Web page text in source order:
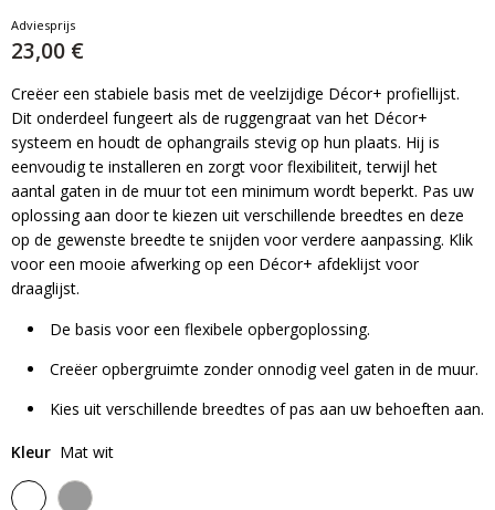
Adviesprijs
23,00 €
Creëer een stabiele basis met de veelzijdige Décor+ profiellijst.
Dit onderdeel fungeert als de ruggengraat van het Décor+
systeem en houdt de ophangrails stevig op hun plaats. Hij is
eenvoudig te installeren en zorgt voor flexibiliteit, terwijl het
aantal gaten in de muur tot een minimum wordt beperkt. Pas uw
oplossing aan door te kiezen uit verschillende breedtes en deze
op de gewenste breedte te snijden voor verdere aanpassing. Klik
voor een mooie afwerking op een Décor+ afdeklijst voor
draaglijst.
De basis voor een flexibele opbergoplossing.
Creëer opbergruimte zonder onnodig veel gaten in de muur.
Kies uit verschillende breedtes of pas aan uw behoeften aan.
Kleur Mat wit